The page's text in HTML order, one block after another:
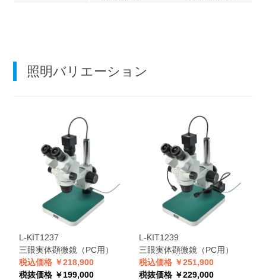
照明バリエーション
L-KIT1237
三眼実体顕微鏡（PC用）
税込価格 ￥218,900
税抜価格 ￥199,000
L-KIT1239
三眼実体顕微鏡（PC用）
税込価格 ￥251,900
税抜価格 ￥229,000